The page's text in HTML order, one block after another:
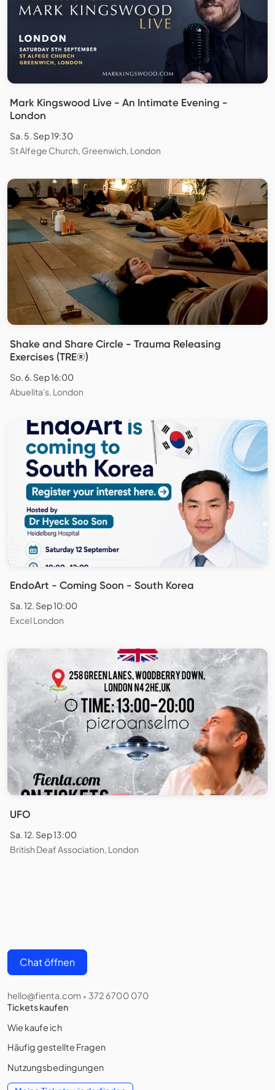
Mark Kingswood Live - An Intimate Evening -
London
Sa. 5. Sep 19:30
St Alfege Church, Greenwich, London
Shake and Share Circle - Trauma Releasing
Exercises (TRE®)
So. 6. Sep 16:00
Abuelita's, London
EndoArt - Coming Soon - South Korea
Sa. 12. Sep 10:00
Excel London
UFO
Sa. 12. Sep 13:00
British Deaf Association, London
Chat öffnen
hello@fienta.com • 372 6700 070
Tickets kaufen
Wie kaufe ich
Häufig gestellte Fragen
Nutzungsbedingungen